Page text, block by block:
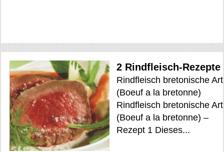
2 Rindfleisch-Rezepte
Rindfleisch bretonische Art
(Boeuf a la bretonne)
Rindfleisch bretonische Art
(Boeuf a la bretonne) –
Rezept 1 Dieses...